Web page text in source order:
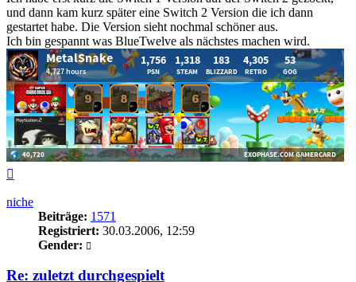
und dann kam kurz später eine Switch 2 Version die ich dann
gestartet habe. Die Version sieht nochmal schöner aus.
Ich bin gespannt was BlueTwelve als nächstes machen wird.
niche
Beiträge: 1571
Registriert: 30.03.2006, 12:59
Gender:
Re: zuletzt durchgespielt